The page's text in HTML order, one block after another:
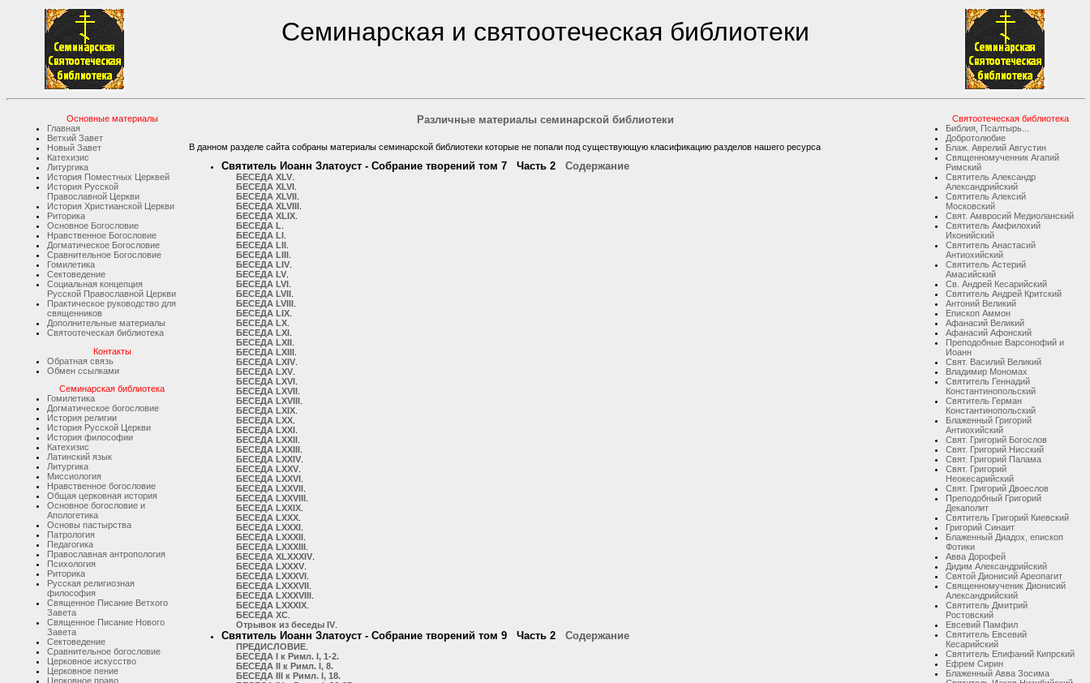
Семинарская и святоотеческая библиотеки
Основные материалы
Главная
Ветхий Завет
Новый Завет
Катехизис
Литургика
История Поместных Церквей
История Русской
Православной Церкви
История Христианской Церкви
Риторика
Основное Богословие
Нравственное Богословие
Догматическое Богословие
Сравнительное Богословие
Гомилетика
Сектоведение
Социальная концепция
Русской Православной Церкви
Практическое руководство для
священников
Дополнительные материалы
Святоотеческая библиотека
Контакты
Обратная связь
Обмен ссылками
Семинарская библиотека
Гомилетика
Догматическое богословие
История религии
История Русской Церкви
История философии
Катехизис
Латинский язык
Литургика
Миссиология
Нравственное богословие
Общая церковная история
Основное богословие и
Апологетика
Основы пастырства
Патрология
Педагогика
Православная антропология
Психология
Риторика
Русская религиозная
философия
Священное Писание Ветхого
Завета
Священное Писание Нового
Завета
Сектоведение
Сравнительное богословие
Церковное искусство
Церковное пение
Церковное право
Различные материалы семинарской библиотеки
В данном разделе сайта собраны материалы семинарской библиотеки которые не попали под существующую класификацию разделов нашего ресурса
Святитель Иоанн Златоуст - Собрание творений том 7 Часть 2 Содержание
БЕСЕДА ХLV
БЕСЕДА ХLVI
БЕСЕДА ХLVII
БЕСЕДА ХLVIII
БЕСЕДА ХLIХ
БЕСЕДА L
БЕСЕДА LI
БЕСЕДА LII
БЕСЕДА LIII
БЕСЕДА LIV
БЕСЕДА LV
БЕСЕДА LVI
БЕСЕДА LVII
БЕСЕДА LVIII
БЕСЕДА LIХ
БЕСЕДА LХ
БЕСЕДА LХI
БЕСЕДА LХII
БЕСЕДА LХIII
БЕСЕДА LХIV
БЕСЕДА LХV
БЕСЕДА LХVI
БЕСЕДА LХVII
БЕСЕДА LХVIII
БЕСЕДА LХIХ
БЕСЕДА LХХ
БЕСЕДА LХХI
БЕСЕДА LХХII
БЕСЕДА LХХIII
БЕСЕДА LХХIV
БЕСЕДА LХХV
БЕСЕДА LХХVI
БЕСЕДА LХХVII
БЕСЕДА LХХVIII
БЕСЕДА LХХIХ
БЕСЕДА LХХХ
БЕСЕДА LХХХI
БЕСЕДА LХХХII
БЕСЕДА LХХХIII
БЕСЕДА XLХХХIV
БЕСЕДА LХХХV
БЕСЕДА LХХХVI
БЕСЕДА LХХХVII
БЕСЕДА LХХХVIII
БЕСЕДА LХХХIХ
БЕСЕДА ХС
Отрывок из беседы IV
Святитель Иоанн Златоуст - Собрание творений том 9 Часть 2 Содержание
ПРЕДИСЛОВИЕ
БЕСЕДА I к Римл. I, 1-2.
БЕСЕДА II к Римл. I, 8.
БЕСЕДА III к Римл. I, 18.
Святоотеческая библиотека
Библия, Псалтырь...
Добротолюбие
Блаж. Аврелий Августин
Священномученник Агапий
Римский
Святитель Александр
Александрийский
Святитель Алексий
Московский
Свят. Амвросий Медиоланский
Святитель Амфилохий
Иконийский
Святитель Анастасий
Антиохийский
Святитель Астерий
Амасийский
Св. Андрей Кесарийский
Святитель Андрей Критский
Антоний Великий
Епископ Аммон
Афанасий Великий
Афанасий Афонский
Преподобные Варсонофий и
Иоанн
Свят. Василий Великий
Владимир Мономах
Святитель Геннадий
Константинопольский
Святитель Герман
Константинопольский
Блаженный Григорий
Антиохийский
Свят. Григорий Богослов
Свят. Григорий Нисский
Свят. Григорий Палама
Свят. Григорий
Неокесарийский
Свят. Григорий Двоеслов
Преподобный Григорий
Декаполит
Святитель Григорий Киевский
Григорий Синаит
Блаженный Диадох, епископ
Фотики
Авва Дорофей
Дидим Александрийский
Святой Дионисий Ареопагит
Священномученик Дионисий
Александрийский
Святитель Дмитрий
Ростовский
Евсевий Памфил
Святитель Евсевий
Кесарийский
Святитель Епифаний Кипрский
Ефрем Сирин
Блаженный Авва Зосима